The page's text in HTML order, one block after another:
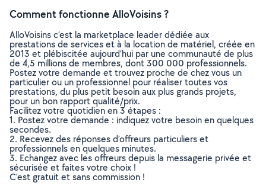
Comment fonctionne AlloVoisins ?
AlloVoisins c’est la marketplace leader dédiée aux
prestations de services et à la location de matériel, créée en
2013 et plébiscitée aujourd’hui par une communauté de plus
de 4,5 millions de membres, dont 300 000 professionnels.
Postez votre demande et trouvez proche de chez vous un
particulier ou un professionnel pour réaliser toutes vos
prestations, du plus petit besoin aux plus grands projets,
pour un bon rapport qualité/prix.
Facilitez votre quotidien en 3 étapes :
1. Postez votre demande : indiquez votre besoin en quelques
secondes.
2. Recevez des réponses d’offreurs particuliers et
professionnels en quelques minutes.
3. Echangez avec les offreurs depuis la messagerie privée et
sécurisée et faites votre choix !
C’est gratuit et sans commission !